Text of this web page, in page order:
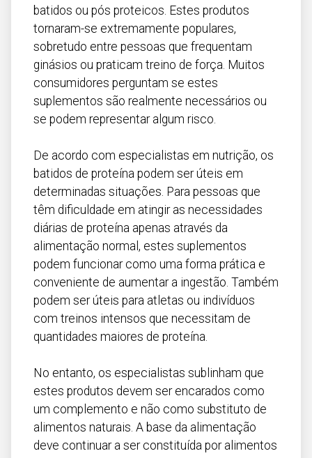
batidos ou pós proteicos. Estes produtos
tornaram-se extremamente populares,
sobretudo entre pessoas que frequentam
ginásios ou praticam treino de força. Muitos
consumidores perguntam se estes
suplementos são realmente necessários ou
se podem representar algum risco.
De acordo com especialistas em nutrição, os
batidos de proteína podem ser úteis em
determinadas situações. Para pessoas que
têm dificuldade em atingir as necessidades
diárias de proteína apenas através da
alimentação normal, estes suplementos
podem funcionar como uma forma prática e
conveniente de aumentar a ingestão. Também
podem ser úteis para atletas ou indivíduos
com treinos intensos que necessitam de
quantidades maiores de proteína.
No entanto, os especialistas sublinham que
estes produtos devem ser encarados como
um complemento e não como substituto de
alimentos naturais. A base da alimentação
deve continuar a ser constituída por alimentos